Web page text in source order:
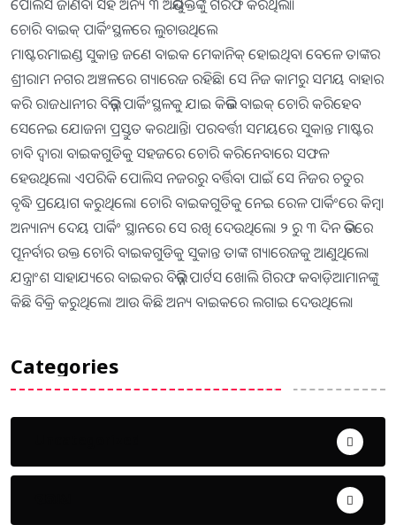
ପୋଲିସ ଜାଣିବା ସହ ଅନ୍ୟ ୩ ଅଭିଯୁକ୍ତଙ୍କୁ ଗିରଫ କରିଥିଲା।
ଚୋରି ବାଇକ୍‌ ପାର୍କିଂସ୍ଥଳରେ ଲୁଚାଉଥିଲେ
ମାଷ୍ଟରମାଇଣ୍ଡ ସୁକାନ୍ତ ଜଣେ ବାଇକ ମେକାନିକ୍‌ ହୋଇଥିବା ବେଳେ ତାଙ୍କର
ଶ୍ରୀରାମ ନଗର ଅଞ୍ଚଳରେ ଗ୍ୟାରେଜ ରହିଛି। ସେ ନିଜ କାମରୁ ସମୟ ବାହାର
କରି ରାଜଧାନୀର ବିଭିନ୍ନ ପାର୍କିଂସ୍ଥଳକୁ ଯାଇ କିଭଳି ବାଇକ୍‌ ଚୋରି କରିହେବ
ସେନେଇ ଯୋଜନା ପ୍ରସ୍ତୁତ କରଥାନ୍ତି। ପରବର୍ତ୍ତୀ ସମୟରେ ସୁକାନ୍ତ ମାଷ୍ଟର
ଚାବି ଦ୍ୱାରା ବାଇକଗୁଡିକୁ ସହଜରେ ଚୋରି କରିନେବାରେ ସଫଳ
ହେଉଥିଲେ। ଏପରିକି ପୋଲିସ ନଜରରୁ ବର୍ତ୍ତିବା ପାଇଁ ସେ ନିଜର ଚତୁର
ବୃଦ୍ଧି ପ୍ରୟୋଗ କରୁଥିଲେ। ଚୋରି ବାଇକଗୁଡିକୁ ନେଇ ରେଳ ପାର୍କିଂରେ କିମ୍ବା
ଅନ୍ୟାନ୍ୟ ଦେୟ ପାର୍କିଂ ସ୍ଥାନରେ ସେ ରଖି ଦେଉଥିଲେ। ୨ ରୁ ୩ ଦିନ ଭିତରେ
ପୂନର୍ବାର ଉକ୍ତ ଚୋରି ବାଇକଗୁଡିକୁ ସୁକାନ୍ତ ତାଙ୍କ ଗ୍ୟାରେଜକୁ ଆଣୁଥିଲେ।
ଯନ୍ତ୍ରାଂଶ ସାହାଯ୍ୟରେ ବାଇକର ବିଭିନ୍ନ ପାର୍ଟସ ଖୋଲି ଗିରଫ କବାଡ଼ିଆମାନଙ୍କୁ
କିଛି ବିକ୍ରି କରୁଥିଲେ। ଆଉ କିଛି ଅନ୍ୟ ବାଇକରେ ଲଗାଇ ଦେଉଥିଲେ।
Categories